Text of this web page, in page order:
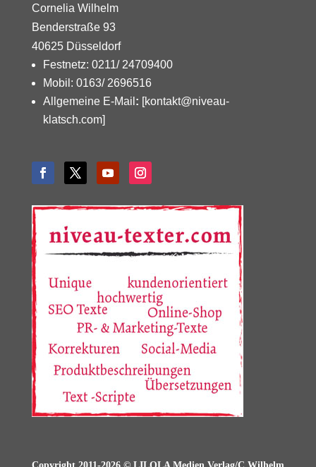
Cornelia Wilhelm
Benderstraße 93
40625 Düsseldorf
Festnetz: 0211/ 24709400
Mobil: 0163/ 2696516
Allgemeine E-Mail : [kontakt@niveau-
klatsch.com]